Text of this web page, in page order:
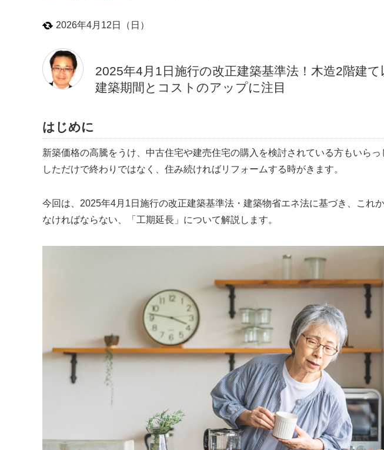
2026年4月12日（日）
2025年4月1日施行の改正建築基準法！木造2階建
建築期間とコストのアップに注目
はじめに
新築価格の高騰をうけ、中古住宅や建売住宅の購入を検討されている方もいら
しただけで終わりではなく、住み続ければリフォームする時がきます。
今回は、2025年4月1日施行の改正建築基準法・建築物省エネ法に基づき、これ
なければならない、
工期延長 について解説します。